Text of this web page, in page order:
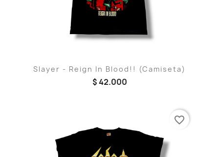
Slayer - Reign In Blood!! (Camiseta)
$ 42.000
favorite_border